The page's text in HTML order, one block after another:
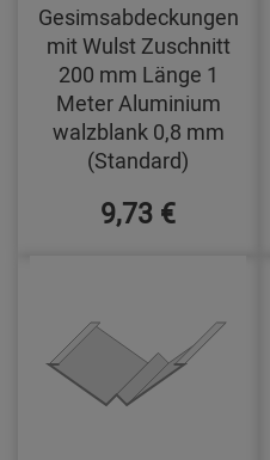
Gesimsabdeckungen
mit Wulst Zuschnitt
200 mm Länge 1
Meter Aluminium
walzblank 0,8 mm
(Standard)
9,73 €